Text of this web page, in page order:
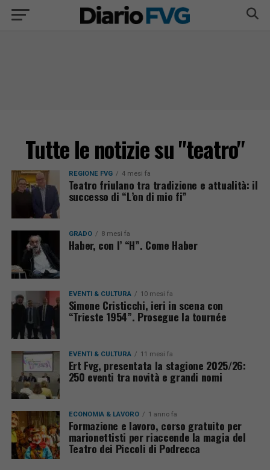
Tutte le notizie su "teatro"
REGIONE FVG 4 mesi fa
Teatro friulano tra tradizione e attualità: il
successo di “L’on di mio fi”
GRADO 8 mesi fa
Haber, con l’ “H”. Come Haber
EVENTI & CULTURA 10 mesi fa
Simone Cristicchi, ieri in scena con
“Trieste 1954”. Prosegue la tournée
EVENTI & CULTURA 11 mesi fa
Ert Fvg, presentata la stagione 2025/26:
250 eventi tra novità e grandi nomi
ECONOMIA & LAVORO 1 anno fa
Formazione e lavoro, corso gratuito per
marionettisti per riaccende la magia del
Teatro dei Piccoli di Podrecca